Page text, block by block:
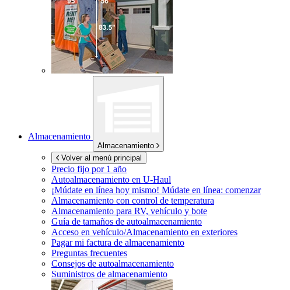
Almacenamiento
Almacenamiento
Volver al menú principal
Precio fijo por 1 año
Autoalmacenamiento en U-Haul
¡Múdate en línea hoy mismo! Múdate en línea: comenzar
Almacenamiento con control de temperatura
Almacenamiento para RV, vehículo y bote
Guía de tamaños de autoalmacenamiento
Acceso en vehículo/Almacenamiento en exteriores
Pagar mi factura de almacenamiento
Preguntas frecuentes
Consejos de autoalmacenamiento
Suministros de almacenamiento